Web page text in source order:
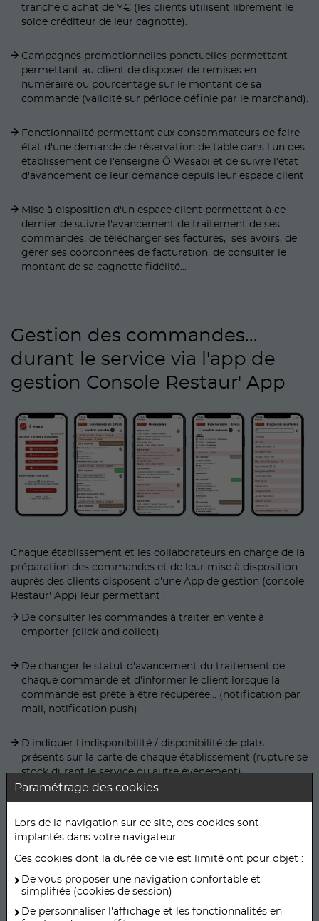
tranche d'achat de Y€ (les clients utilisent librement le
solde créditeur de leur cagnotte).
Campagnes promotionnelles ponctuelles permettant
permettant au client de disposer de remises en
numéraire ou pourcentage sur le montant de sa
commande (validité sur période définie par le marchand).
Fonctionnalité permettant aux consommateurs de faire
état d'une demande de réservation de table dans l'un des
établissement de l'enseigne Ô Wasabi et de suivre l'état
d'avancement de leur demande depuis leur espace client.
Mise à disposition d'un espace client permettant à ce
dernier de suivre l'avancement de traitement de ses
commandes, de télécharger ses factures, ses avoirs, de
gérer ses coordonnées de facturation, de consulter le
montant de sa cagnotte fidélité...
Gestion des commandes...
durant le service via l'app de
gestion Console Restaur' App
Chaque établissement et les collaborateurs en charge de la
préparation des commandes et de leur mise à disposition
auprès des clients disposent d'une App de gestion (console
Restaur' App) leur permettant :
De consulter les commandes à traiter en vente à
emporter (click and collect)
De changer le statut d'avancement du traitement de
chaque commande et d'informer le client lorsque la
commande est prête à être récupérée... (notification par
mail, notification push)
D'indiquer l'indisponibilité / disponibilité de plats
présents sur la carte de chaque établissement (rupture se
stock durant le service ou autre événement)
table au sein de chaque établissement de l'enseigne.
De ré imprimer éventuellement une commande, chaque
thermique Bluetooth imprimant automatiquement un
ticket à chaque enregistrement de nouvelles commande.
...
Paramétrage des cookies
Lors de la navigation sur ce site, des cookies sont
implantés dans votre navigateur.
Ces cookies dont la durée de vie est limité ont pour objet :
De vous proposer une navigation confortable et
simplifiée (cookies de session)
De personnaliser l'affichage et les fonctionnalités en